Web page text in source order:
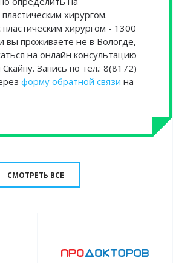
хирургом.
пластическим хирургом - 1300
вы проживаете не в Вологде,
на онлайн консультацию
Запись по тел.: 8(8172)
форму обратной связи на
СМОТРЕТЬ ВСЕ